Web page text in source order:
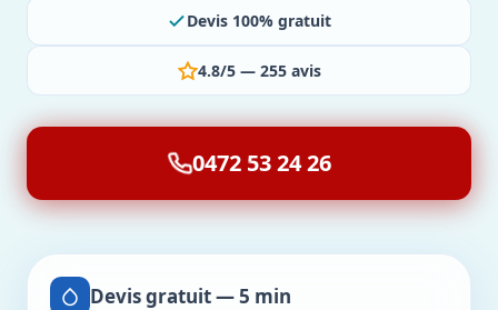
Devis 100% gratuit
4.8/5 — 255 avis
0472 53 24 26
Devis gratuit — 5 min